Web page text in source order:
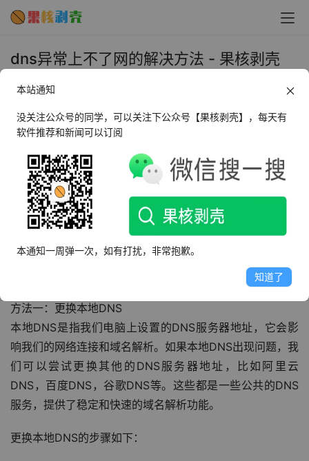
dns异常上不了网的解决方法 - 果核剥壳
2023年9月11日 上午11:36
很多网友不知道DNS异常怎么修复，DNS是域名系统的缩
写，它是一种将域名和IP地址相互映射的技术，可以让我们
通过输入网站的名称来访问互联网上的资源。但是，有时候
我们可能会遇到DNS异常的情况，导致无法正常上网或者访
问某些网站。这时候，我们需要采取一些措施来修复DNS异
常，今天就为大家分享两种dns异常上不了网的解决方法，
希望能够帮助到有需要的网友。
方法一：更换本地DNS
本地DNS是指我们电脑上设置的DNS服务器地址，它会影
响我们的网络连接和域名解析。如果本地DNS出现问题，我
们可以尝试更换其他的DNS服务器地址，比如阿里云
DNS，百度DNS，谷歌DNS等。这些都是一些公共的DNS
服务，提供了稳定和快速的域名解析功能。
更换本地DNS的步骤如下：
本站通知
没关注公众号的同学，可以关注下公众号【果核剥壳】，每天有
软件推荐和新闻可以订阅
本通知一周弹一次，如有打扰，非常抱歉。
知道了